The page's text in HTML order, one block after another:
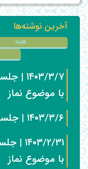
آخرین نوشته‌ها
همه
۱۴۰۳/
با موضوع نماز
۱۴۰۳/۳/۶ | جلسه بیستم دوره تدبر سوره نساء
۱۴۰۳/
با موضوع نماز